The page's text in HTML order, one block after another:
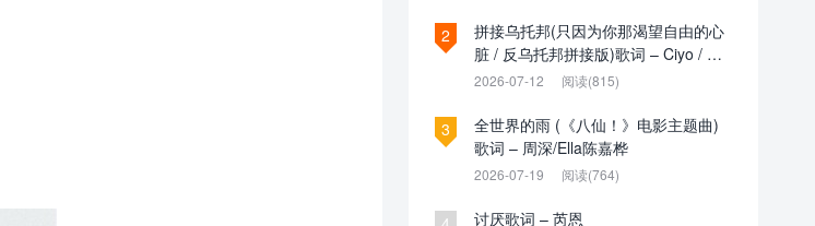
2
拼接乌托邦(只因为你那渴望自由的心
脏 / 反乌托邦拼接版)歌词 – Ciyo / 见
过夏天P / 乌托邦P
2026-07-12 阅读(815)
3
全世界的雨 (《八仙！》电影主题曲)
歌词 – 周深/Ella陈嘉桦
2026-07-19 阅读(764)
讨厌歌词 – 芮恩